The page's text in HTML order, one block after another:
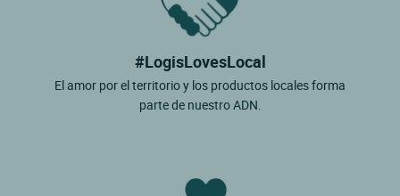
#LogisLovesLocal
El amor por el territorio y los productos locales forma
parte de nuestro ADN.